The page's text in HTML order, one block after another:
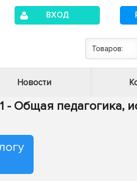
ВХОД
Товаров:
Новости
- Общая педагогика,